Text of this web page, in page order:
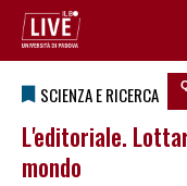
SCIENZA E RICERCA
L'editoriale.
mondo